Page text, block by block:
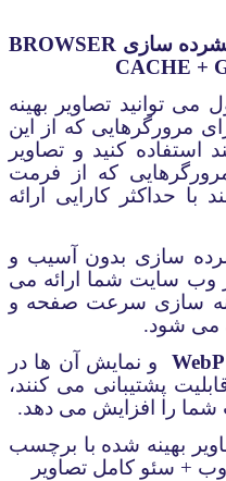
سازی BROWSER
CACHE +
می توانید تصاویر بهینه
مرورگرهایی که از این
استفاده کنید و تصاویر
که از فرمت
با حداکثر کارایی ارائه
سازی بدون آسیب و
وب سایت شما ارائه می
سازی سرعت صفحه و
می شود.
WebP
و نمایش آن ها در
پشتیبانی می کنند،
را افزایش می دهد.
بهینه شده با برچسب
+ سئو کامل تصاویر